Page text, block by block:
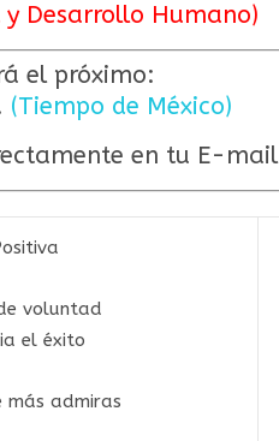
Desarrollo Humano)
el próximo:
(Tiempo de México)
en tu E-mail
voluntad
el éxito
más admiras